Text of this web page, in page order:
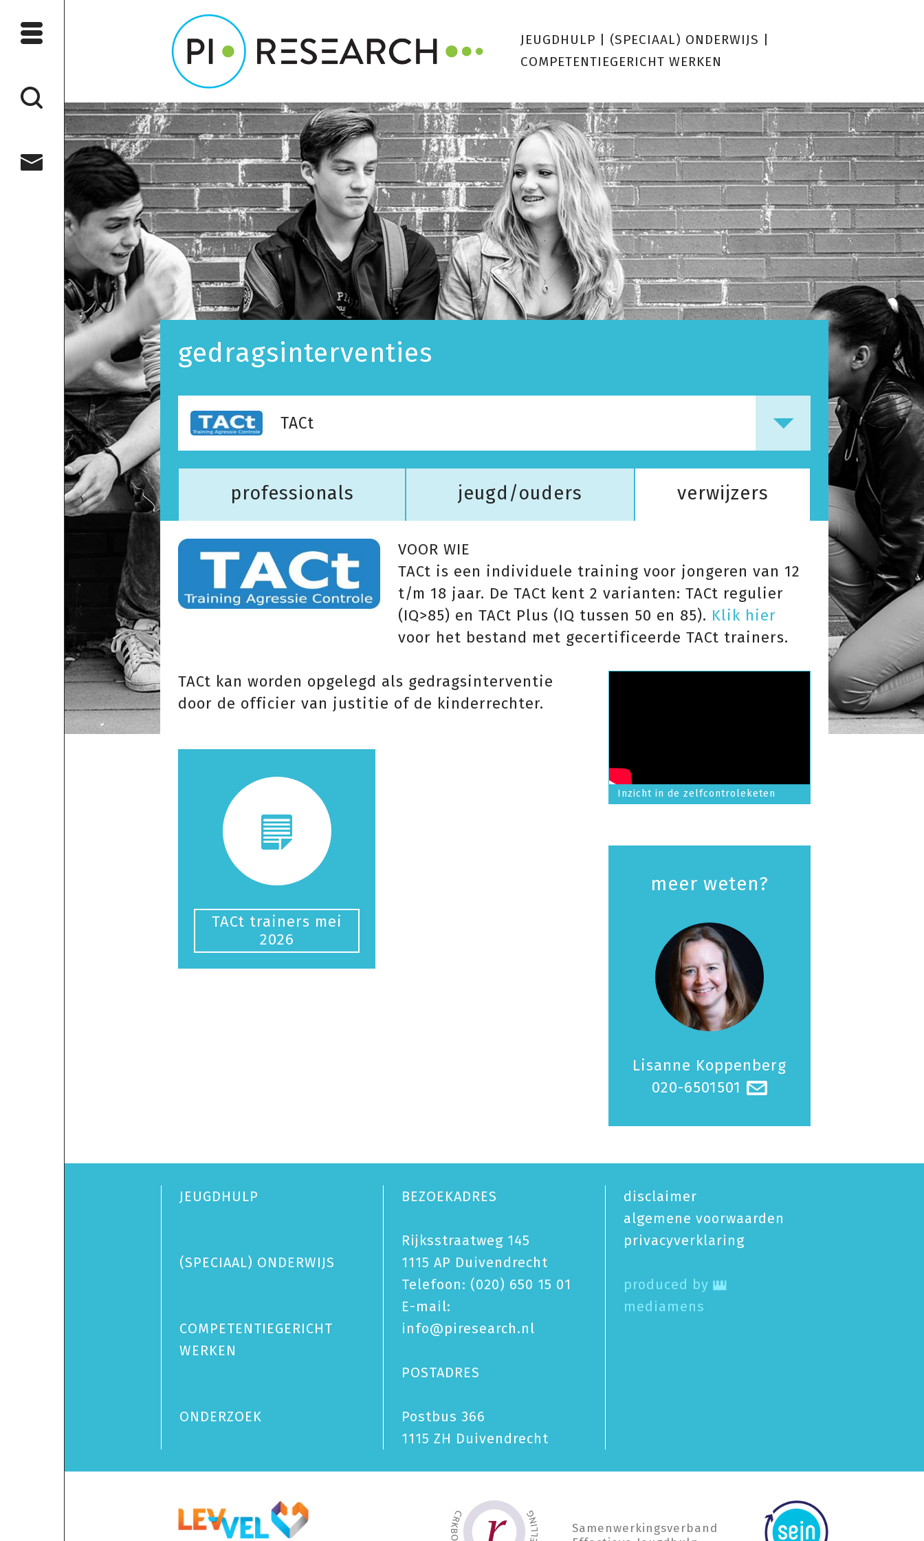
JEUGDHULP (SPECIAAL) ONDERWIJS
COMPETENTIEGERICHT WERKEN
gedragsinterventies
TACt
professionals jeugd/ouders verwijzers
VOOR WIE
TACt is een individuele training voor jongeren van 12
t/m 18 jaar. De TACt kent 2 varianten: TACt regulier
(IQ>85) en TACt Plus (IQ tussen 50 en 85). Klik hier
voor het bestand met gecertificeerde TACt trainers.
TACt kan worden opgelegd als gedragsinterventie
door de officier van justitie of de kinderrechter.
TACt trainers mei
2026
Inzicht in de zelfcontroleketen
meer weten?
Lisanne Koppenberg
020-6501501 @
JEUGDHULP
(SPECIAAL) ONDERWIJS
COMPETENTIEGERICHT
WERKEN
ONDERZOEK
BEZOEKADRES
Rijksstraatweg 145
1115 AP Duivendrecht
Telefoon: (020) 650 15 01
E-mail:
info@piresearch.nl
POSTADRES
Postbus 366
1115 ZH Duivendrecht
disclaimer
algemene voorwaarden
privacy­verklaring
produced by
mediamens
Samen­werkings­verband